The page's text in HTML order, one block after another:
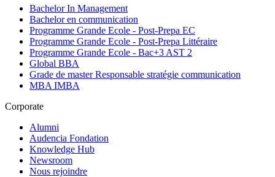
Bachelor In Management
Bachelor en communication
Programme Grande Ecole - Post-Prepa EC
Programme Grande Ecole - Post-Prepa Littéraire
Programme Grande Ecole - Bac+3 AST 2
Global BBA
Grade de master Responsable stratégie communication
MBA IMBA
Corporate
Alumni
Audencia Fondation
Knowledge Hub
Newsroom
Nous rejoindre